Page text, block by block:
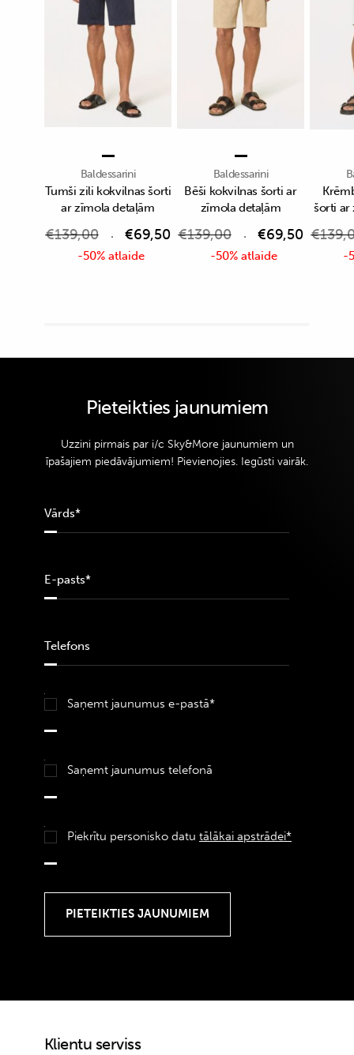
Baldessarini
Tumši zili kokvilnas šorti
ar zīmola detaļām
€139,00 €69,50
-50% atlaide
Baldessarini
Bēši kokvilnas šorti ar
zīmola detaļām
€139,00 €69,50
-50% atlaide
šorti ar
€
-
Pieteikties jaunumiem
Uzzini pirmais par i/c Sky&More jaunumiem un
īpašajiem piedāvājumiem! Pievienojies. Iegūsti vairāk.
Saņemt jaunumus e-pastā*
Saņemt jaunumus telefonā
Piekrītu personisko datu tālākai apstrādei*
Klientu serviss